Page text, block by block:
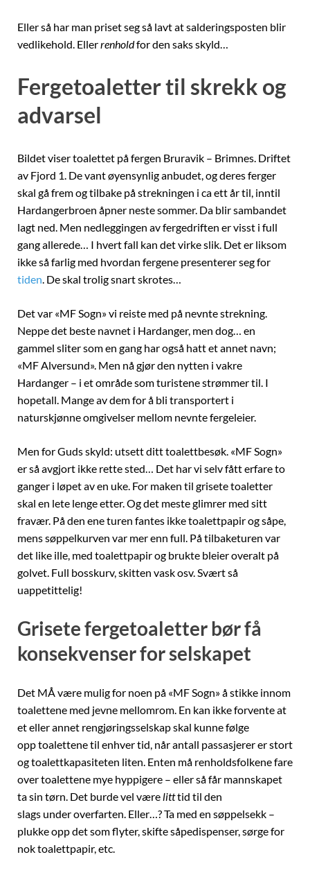
Eller så har man priset seg så lavt at salderingsposten blir
vedlikehold. Ellerrenholdfor den saks skyld…
Fergetoaletter til skrekk og
advarsel
Bildet viser toalettet på fergen Bruravik – Brimnes. Driftet
av Fjord 1. De vant øyensynlig anbudet, og deres ferger
skal gå frem og tilbake på strekningen i ca ett år til, inntil
Hardangerbroen åpner neste sommer. Da blir sambandet
lagt ned. Men nedleggingen av fergedriften er visst i full
gang allerede… I hvert fall kan det virke slik. Det er liksom
ikke så farlig med hvordan fergene presenterer seg for
tiden. De skal trolig snart skrotes…
Det var «MF Sogn» vi reiste med på nevnte strekning.
Neppe det beste navnet i Hardanger, men dog… en
gammel sliter som en gang har også hatt et annet navn;
«MF Alversund». Men nå gjør den nytten i vakre
Hardanger – i et område som turistene strømmer til. I
hopetall. Mange av dem for å bli transportert i
naturskjønne omgivelser mellom nevnte fergeleier.
Men for Guds skyld: utsett ditt toalettbesøk. «MF Sogn»
er så avgjort ikke rette sted… Det har vi selv fått erfare to
ganger i løpet av en uke. For maken til grisete toaletter
skal en lete lenge etter. Og det meste glimrer med sitt
fravær. På den ene turen fantes ikke toalettpapir og såpe,
mens søppelkurven var mer enn full. På tilbaketuren var
det like ille, med toalettpapir og brukte bleier overalt på
golvet. Full bosskurv, skitten vask osv. Svært så
uappetittelig!
Grisete fergetoaletter bør få
konsekvenser for selskapet
Det MÅ være mulig for noen på «MF Sogn» å stikke innom
toalettene med jevne mellomrom. En kan ikke forvente at
et eller annet rengjøringsselskap skal kunne følge
opp toalettene til enhver tid, når antall passasjerer er stort
og toalettkapasiteten liten. Enten må renholdsfolkene fare
over toalettene mye hyppigere – eller så får mannskapet
ta sin tørn. Det burde vel være litttid til den
slags under overfarten. Eller…? Ta med en søppelsekk –
plukke opp det som flyter, skifte såpedispenser, sørge for
nok toalettpapir, etc.